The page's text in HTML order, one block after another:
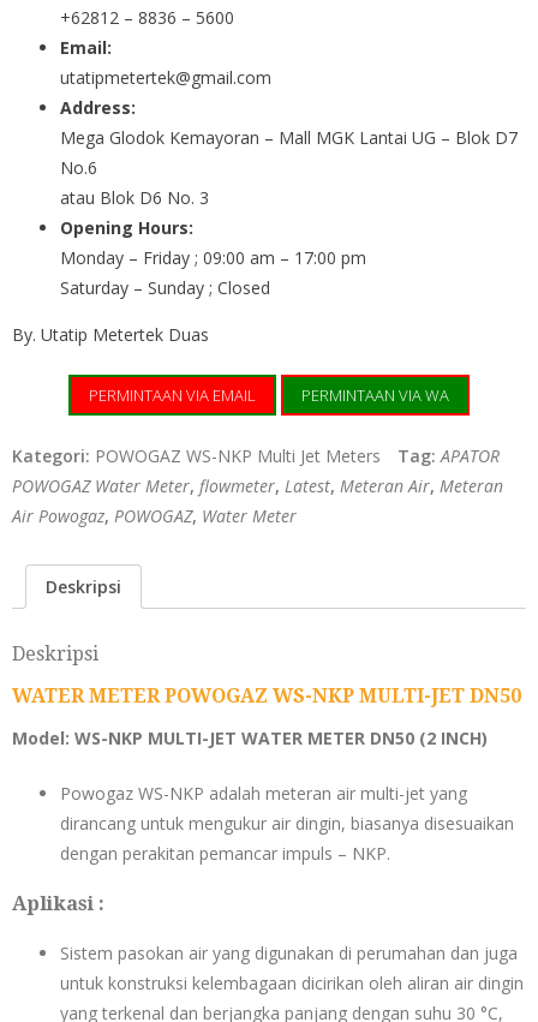
+62812 – 8836 – 5600
Email:
utatipmetertek@gmail.com
Address:
Mega Glodok Kemayoran – Mall MGK Lantai UG – Blok D7
No.6
atau Blok D6 No. 3
Opening Hours:
Monday – Friday ; 09:00 am – 17:00 pm
Saturday – Sunday ; Closed
By. Utatip Metertek Duas
PERMINTAAN VIA EMAIL PERMINTAAN VIA WA
Kategori: POWOGAZ WS-NKP Multi Jet Meters Tag: APATOR
POWOGAZ Water Meter, flowmeter, Latest, Meteran Air, Meteran
Air Powogaz, POWOGAZ, Water Meter
Deskripsi
Deskripsi
WATER METER POWOGAZ WS-NKP MULTI-JET DN50
Model: WS-NKP MULTI-JET WATER METER DN50 (2 INCH)
Powogaz WS-NKP adalah meteran air multi-jet yang
dirancang untuk mengukur air dingin, biasanya disesuaikan
dengan perakitan pemancar impuls – NKP.
Aplikasi :
Sistem pasokan air yang digunakan di perumahan dan juga
untuk konstruksi kelembagaan dicirikan oleh aliran air dingin
yang terkenal dan berjangka panjang dengan suhu 30 °C,